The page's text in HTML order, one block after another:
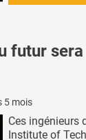
futur
5 mois
Ces ingénieurs
Institute of